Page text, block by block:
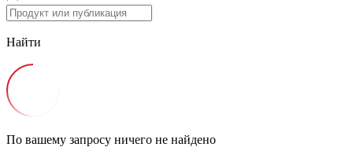
Найти
По вашему запросу ничего не найдено